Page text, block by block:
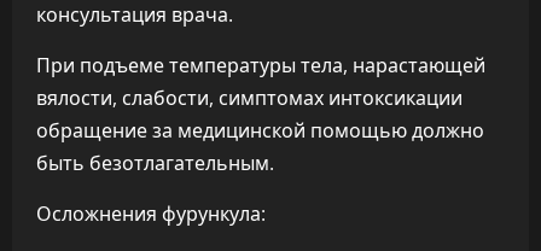
консультация врача.
При подъеме температуры тела, нарастающей
вялости, слабости, симптомах интоксикации
обращение за медицинской помощью должно
быть безотлагательным.
Осложнения фурункула: